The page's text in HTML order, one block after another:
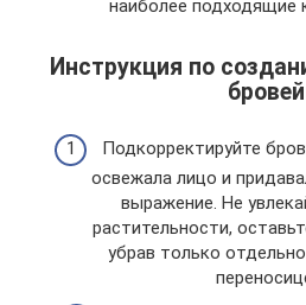
наиболее подходящие
Инструкция по
бровей
Подкорректируйте
освежала лицо и
выражение. Не
растительности,
убрав только